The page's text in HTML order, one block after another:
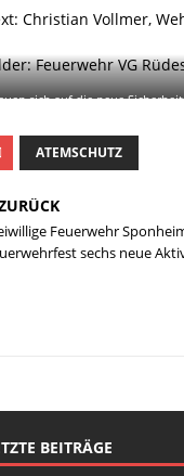
Christian Vollmer,
Feuerwehr VG
sich auf die neue
ATEMSCHUTZ
Feuerwehr
sechs neue
BEITRÄGE